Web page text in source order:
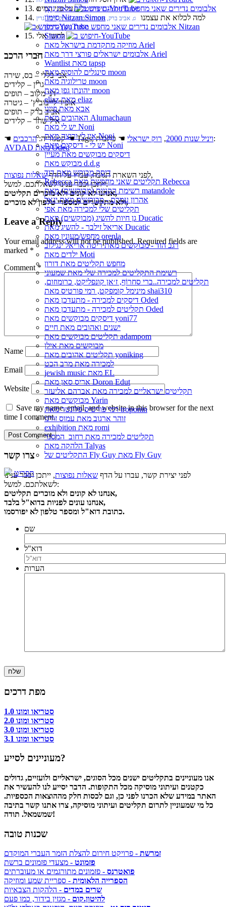
אלבומים נדירים שאני מחפש פיזית וגם דיגיטלית מאת נִיצָן
סִימוֹן Nitzan Simon
אלבומים נדירים שאני מחפש מאת נִיצָן סִימוֹן Nitzan
Simon
מוזיקה מתקדמת בישראל מאת Ariel
אלבומים ישראלים פורצי דרך מאת Ariel
Wantlist מאת tapsp
סינגלים להוסיף מאת moon
טרילוגיה מאת moon
יהונתן גפן מאת moon
eliaz מאת eliaz
אבא מאת פייגי
האהובים מאת Alumachaun
יש לי מאת Noni
אין לי ורוצה מאת Noni
יש לי - דיסקים מאת Noni
דיסקים מבוקשים מאת מעיין
מבוקש מאת d.d.g
דיסק מבוקש מאת דוד
Rebecca תקליטים שאני מחפשת מאת Rebecca
רשימת הקניות (מבוקשים) מאת matandole
אהרון עמרם - מבוקשים מאת יגאל
תקליטים שלי למכירה מאת אפי
גן חיות להשיג (מבוקשים) מאת Ducatic
אריאל זילבר - להשיג מאת Ducatic
מחפש/מעונין מאת orenla
רגב הוד - מבוקשים מאת ריטה אריאל ינגילוב
ילדים מאת Moti
מחפש תקליטים מאת דורון
רשימת התקליטים למכירה שלי מאת שמעוני
תקליטים למכירה..ברי סחרוֹף, ז׳אן קונפליקט, כרומוזום,
מינימל קומפקט, רמי פורטיס מאת shai310
דיסקים למכירה - מתעדכן מאת Oded
תקליטים למכירה - מתעדכן מאת Oded
דיסקים מבוקשים מאת yoni77
ישנים ואהובים מאת חיים
תקליטים מבוקשים מאת adampom
מבוקשים מאת אילן
תקליטים אהובים מאת yoniking
למכירה מאת מרב הכט
jewish music מאת EL
אריס סאן מאת Doron Edut
תקליטים ישראליים למכירה מאת אברהם אליעזר
מבוקשים מאת Yarin
רמי פורטיס פלונטר מאת troponin
זוהר ארגוב מאת עמוס זורנו
exhibition מאת romi
תקליטים למכירה מאת רחוב_המסגר
הלהקה מאת Talyas
התקליטים של Fly Guy מאת Fly Guy
תפריט
13. על פני המים
14. למה לכלוא את עצמנו ‏ ♫ אביב ברק, אופיר לייבוביץ, אריק חיות, גרין
15. לחשי אלי
חברי הרכב
אבי בללי – בס, שירה
גרין – קלידים
דני מקוב – תופים
אופיר לייבוביץ’ – גיטרה
אביב ברק – תופים
איל שחר – קלידים
☚ קטגוריה:הרכבים ☚ Tags: ויניל שנות 2000 , רוק ישראלי
☚ כתבות:
AVDAD מאת Oded
לפני השארת תגובה, עברו על הדףשאלות נפוצות
,
ייתכן וכבר ענינו לשאלתכם. למשל:
אנחנו לא קונים ולא מוכרים תקליטים,
ולא מתקשרים למספרי טלפון לא מוכרים.
Leave a Reply
Your email address will not be published. Required fields are
marked *
Comment*
Name
Email
Website
Save my name, email, and website in this browser for the next
time I comment.
צרו קשר
לפני יצירת קשר, עברו על הדף שאלות נפוצות, ייתכן וכבר ענינו
לשאלתכם. למשל:
אנחנו לא קונים ולא מוכרים תקליטים,
אנחנו עונים לפניות בדוא"ל בלבד,
כתובת דוא"ל ומספר טלפון לא יפורסמו.
שם
דוא"ל
הערות
מפת דרכים
סטריאו ומונו 1.0
סטריאו ומונו 2.0
סטריאו ומונו 3.0
סטריאו ומונו 3.1
מעוניינים לסייע?
אנו מעוניינים בתקליטים ישנים מכל הסוגים, ישראליים ולועזיים, גדולים
כקטנים ועיתוני מוסיקה מכל התקופות. הדבר יסייע לנו להעשיר את
האתר במידע שלא הכרנו לפני כן, וגם לכסות חלק מההוצאות הכספיות.
כל מי שמעוניין לתרום תקליטים ועיתוני מוסיקה, צרו אתנו קשר בתיבה
שמשמאל. תודה!
שכנות טובה
זמרשת - פרויקט חירום להצלת הזמר העברי המוקדם
פזמונט - מצעדי פזמונים ברשת
פואטרנס - פזמונים מתורגמים או מעוברתים
הספרייה הלאומית - ספריית שמע ומוזיקה
שרים במדים - הלהקות הצבאיות
להיטון.קום - מגזין בידור, כמו פעם